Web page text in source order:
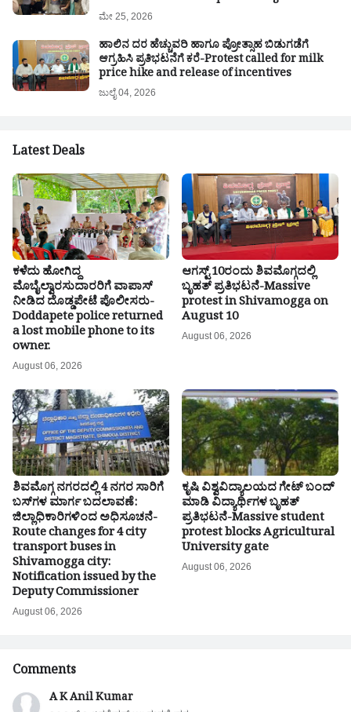
ಮೇ 25, 2026
ಹಾಲಿನ ದರ ಹೆಚ್ಚುವರಿ ಹಾಗೂ ಪ್ರೋತ್ಸಾಹ ಬಿಡುಗಡೆಗೆ
ಆಗ್ರಹಿಸಿ ಪ್ರತಿಭಟನೆಗೆ ಕರೆ-Protest called for milk
price hike and release of incentives
ಜುಲೈ 04, 2026
Latest Deals
ಕಳೆದು ಹೋಗಿದ್ದ
ಮೊಬೈಲ್ವಾರಸುದಾರರಿಗೆ ವಾಪಾಸ್
ನೀಡಿದ ದೊಡ್ಡಪೇಟೆ ಪೊಲೀಸರು-
Doddapete police returned
a lost mobile phone to its
owner.
August 06, 2026
ಆಗಸ್ಟ್‌ 10ರಂದು ಶಿವಮೊಗ್ಗದಲ್ಲಿ
ಬೃಹತ್ ಪ್ರತಿಭಟನೆ-Massive
protest in Shivamogga on
August 10
August 06, 2026
ಶಿವಮೊಗ್ಗ ನಗರದಲ್ಲಿ 4 ನಗರ ಸಾರಿಗೆ
ಬಸ್‌ಗಳ ಮಾರ್ಗ ಬದಲಾವಣೆ:
ಜಿಲ್ಲಾಧಿಕಾರಿಗಳಿಂದ ಅಧಿಸೂಚನೆ-
Route changes for 4 city
transport buses in
Shivamogga city:
Notification issued by the
Deputy Commissioner
August 06, 2026
ಕೃಷಿ ವಿಶ್ವವಿದ್ಯಾಲಯದ ಗೇಟ್ ಬಂದ್
ಮಾಡಿ ವಿದ್ಯಾರ್ಥಿಗಳ ಬೃಹತ್
ಪ್ರತಿಭಟನೆ-Massive student
protest blocks Agricultural
University gate
August 06, 2026
Comments
A K Anil Kumar